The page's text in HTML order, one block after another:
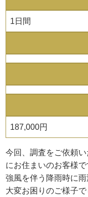
1日間
187,000円
今回、調査をご依頼
にお住まいのお客様で
強風を伴う降雨時に
大変お困りのご様子で